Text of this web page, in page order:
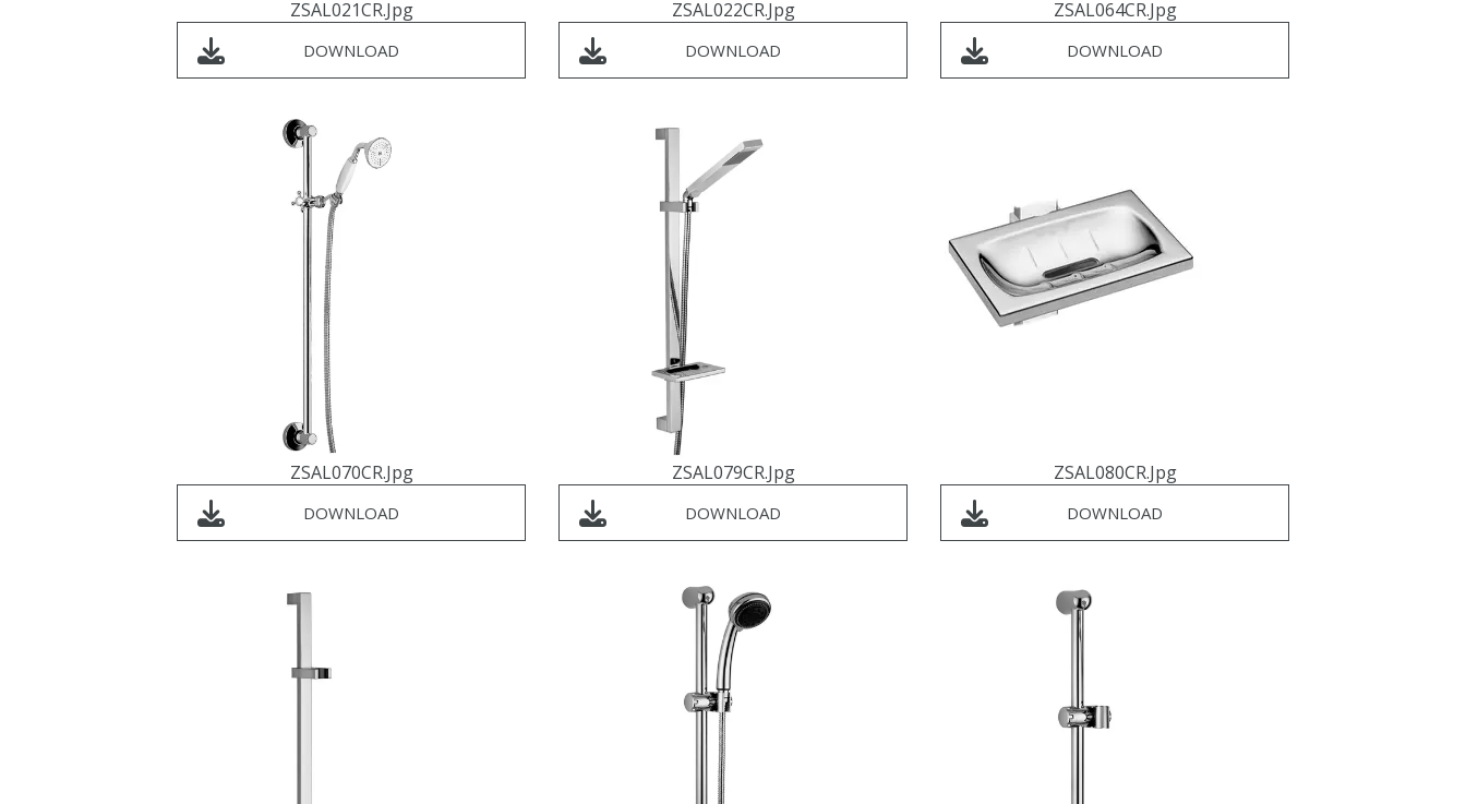
ZSAL021CR.jpg
DOWNLOAD
ZSAL022CR.jpg
DOWNLOAD
ZSAL064CR.jpg
DOWNLOAD
ZSAL070CR.jpg
DOWNLOAD
ZSAL079CR.jpg
DOWNLOAD
ZSAL080CR.jpg
DOWNLOAD